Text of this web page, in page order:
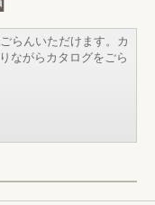
らんいただけます。カ
ながらカタログをごら